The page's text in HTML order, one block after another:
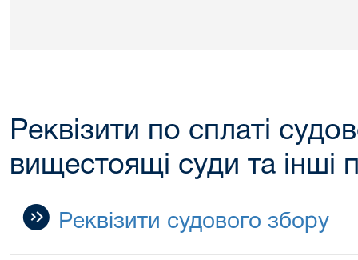
Реквізити по сплаті
вищестоящі суди та інші
Реквізити судового збору